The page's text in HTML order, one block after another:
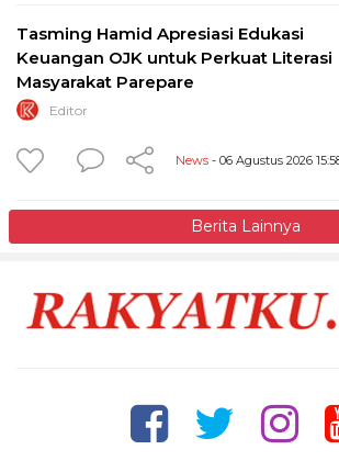
Tasming Hamid Apresiasi Edukasi
Keuangan OJK untuk Perkuat Literasi
Masyarakat Parepare
Editor
News - 06 Agustus 2026
Berita Lainnya